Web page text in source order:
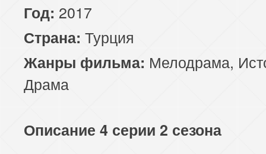
Год: 2017
Страна: Турция
Жанры фильма: Мелодрама,
Драма
Описание 4 серии 2 сезона